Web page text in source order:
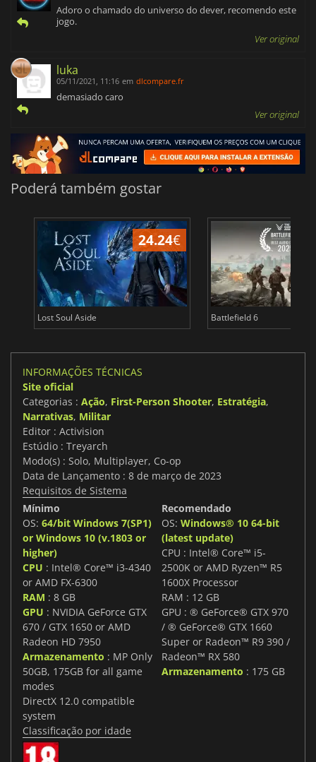
Adoro o chamado do universo do dever, recomendo este
jogo.
Ver original
luka
05/11/2021, 11:16 em dlcompare.fr
demasiado caro
Ver original
Poderá também gostar
24.24€
Lost Soul Aside Battlefield 6
INFORMAÇÕES TÉCNICAS
Site oficial
Categorias : Ação, First-Person Shooter, Estratégia,
Narrativas, Militar
Editor : Activision
Estúdio : Treyarch
Modo(s) : Solo, Multiplayer, Co-op
Data de Lançamento : 8 de março de 2023
Requisitos de Sistema
Mínimo
OS: 64/bit Windows 7(SP1)
or Windows 10 (v.1803 or
higher)
CPU : Intel® Core™ i3-4340
or AMD FX-6300
RAM : 8 GB
GPU : NVIDIA GeForce GTX
670 / GTX 1650 or AMD
Radeon HD 7950
Armazenamento : MP Only
50GB, 175GB for all game
modes
DirectX 12.0 compatible
system
Recomendado
OS: Windows® 10 64-bit
(latest update)
CPU : Intel® Core™ i5-
2500K or AMD Ryzen™ R5
1600X Processor
RAM : 12 GB
GPU : ® GeForce® GTX 970
/ ® GeForce® GTX 1660
Super or Radeon™ R9 390 /
Radeon™ RX 580
Armazenamento : 175 GB
Classificação por idade